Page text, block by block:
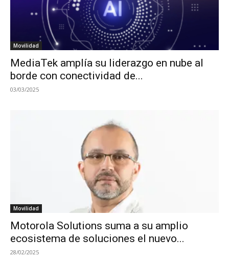
Movilidad
MediaTek amplía su liderazgo en nube al
borde con conectividad de...
03/03/2025
Movilidad
Motorola Solutions suma a su amplio
ecosistema de soluciones el nuevo...
28/02/2025